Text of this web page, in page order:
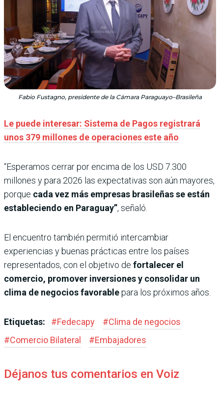
Fabio Fustagno, presidente de la Cámara Paraguayo–Brasileña
Le puede interesar: Sistema de Pagos registrará
unos 379 millones de operaciones este año
“Esperamos cerrar por encima de los USD 7.300
millones y para 2026 las expectativas son aún mayores,
porque cada vez más empresas brasileñas se están
estableciendo en Paraguay”, señaló.
El encuentro también permitió intercambiar
experiencias y buenas prácticas entre los países
representados, con el objetivo de fortalecer el
comercio, promover inversiones y consolidar un
clima de negocios favorablepara los próximos años.
Etiquetas: #Fedecapy #Clima de negocios
#Comercio Bilateral #Embajadores
Déjanos tus comentarios en Voiz